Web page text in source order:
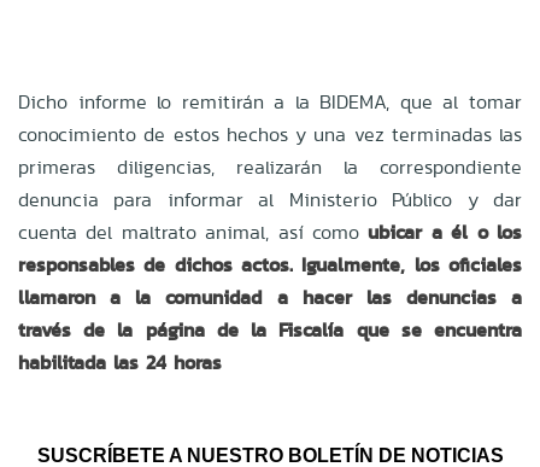
Dicho informe lo remitirán a la BIDEMA, que al tomar
conocimiento de estos hechos y una vez terminadas las
primeras diligencias, realizarán la correspondiente
denuncia para informar al Ministerio Público y dar
cuenta del maltrato animal, así comoubicar a él o los
responsables de dichos actos. Igualmente, los oficiales
llamaron a la comunidad a hacer las denuncias a
través de la página de la Fiscalía que se encuentra
habilitada las 24 horas
SUSCRÍBETE A NUESTRO BOLETÍN DE NOTICIAS